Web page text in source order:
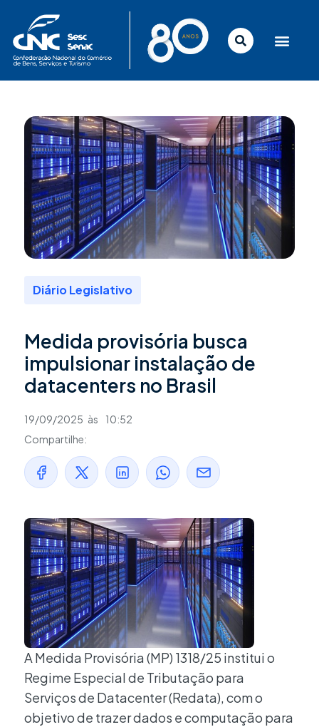
conteúdo
Diário Legislativo
Medida provisória busca
impulsionar instalação de
datacenters no Brasil
19/09/2025 às
10:52
Compartilhe:
A Medida Provisória (MP) 1318/25 institui o
Regime Especial de Tributação para
Serviços de Datacenter (Redata), com o
objetivo de trazer dados e computação para